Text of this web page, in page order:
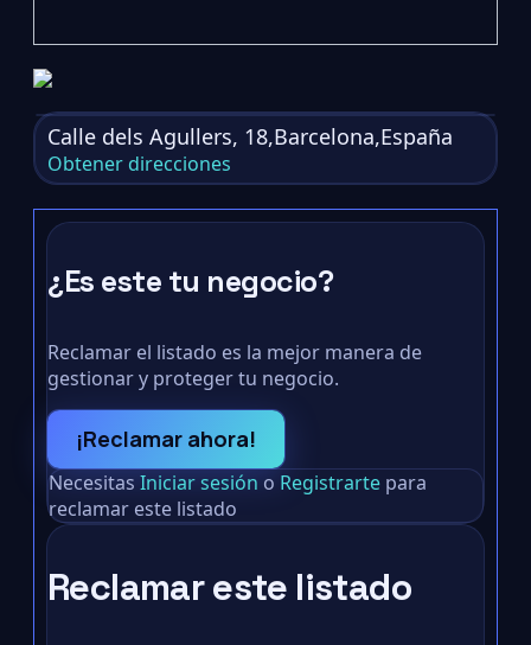
Calle dels Agullers, 18,Barcelona,España
Obtener direcciones
¿Es este tu negocio?
Reclamar el listado es la mejor manera de
gestionar y proteger tu negocio.
¡Reclamar ahora!
Necesitas Iniciar sesión o Registrarte para
reclamar este listado
Reclamar este listado